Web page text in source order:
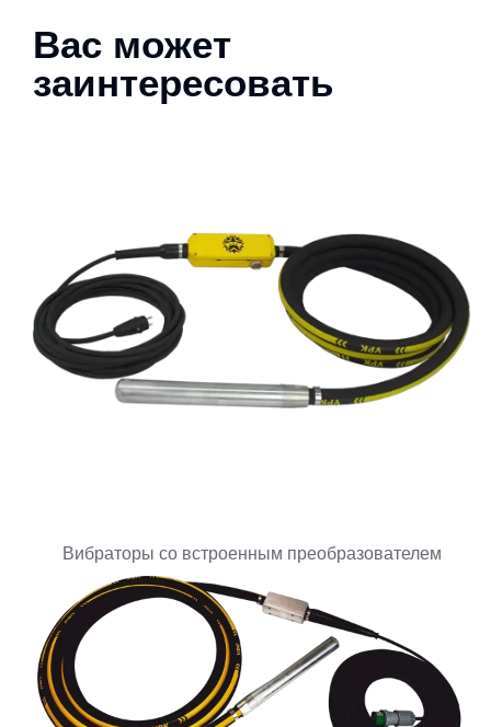
Вас может
заинтересовать
Вибраторы со встроенным преобразователем